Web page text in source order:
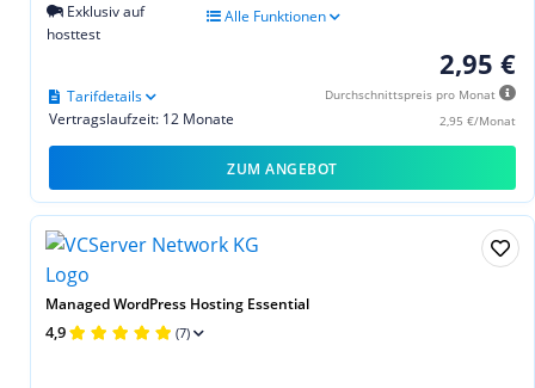
Exklusiv auf
hosttest
Alle Funktionen
2,95 €
Durchschnittspreis pro Monat
2,95 €/Monat
Vertragslaufzeit: 12 Monate
Tarifdetails
ZUM ANGEBOT
Managed WordPress Hosting Essential
4,9 (7)